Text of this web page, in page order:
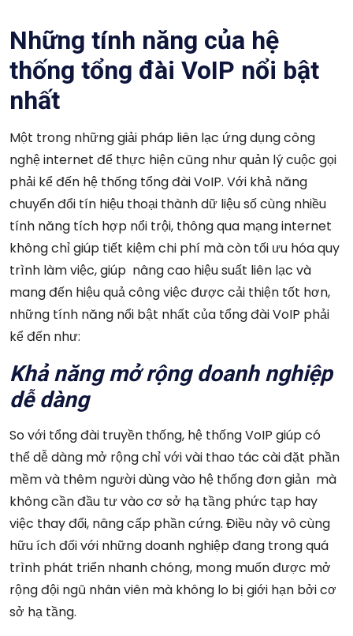
Những tính năng của hệ
thống tổng đài VoIP nổi bật
nhất
Một trong những giải pháp liên lạc ứng dụng công
nghệ internet để thực hiện cũng như quản lý cuộc gọi
phải kể đến hệ thống tổng đài VoIP. Với khả năng
chuyển đổi tín hiệu thoại thành dữ liệu số cùng nhiều
tính năng tích hợp nổi trội, thông qua mạng internet
không chỉ giúp tiết kiệm chi phí mà còn tối ưu hóa quy
trình làm việc, giúp nâng cao hiệu suất liên lạc và
mang đến hiệu quả công việc được cải thiện tốt hơn,
những tính năng nổi bật nhất của tổng đài VoIP phải
kể đến như:
Khả năng mở rộng doanh nghiệp
dễ dàng
So với tổng đài truyền thống, hệ thống VoIP giúp có
thể dễ dàng mở rộng chỉ với vài thao tác cài đặt phần
mềm và thêm người dùng vào hệ thống đơn giản mà
không cần đầu tư vào cơ sở hạ tầng phức tạp hay
việc thay đổi, nâng cấp phần cứng. Điều này vô cùng
hữu ích đối với những doanh nghiệp đang trong quá
trình phát triển nhanh chóng, mong muốn được mở
rộng đội ngũ nhân viên mà không lo bị giới hạn bởi cơ
sở hạ tầng.